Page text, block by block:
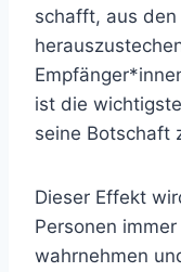
schafft, aus
ist die
seine Botschaft
Dieser Effekt
Personen
wahrnehmen